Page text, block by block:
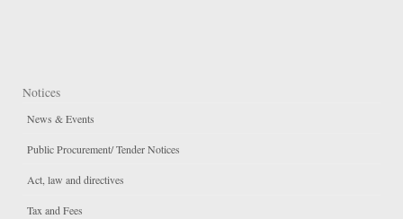
Notices
News & Events
Public Procurement/ Tender Notices
Act, law and directives
Tax and Fees